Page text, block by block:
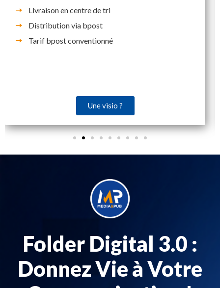
Livraison en centre de tri
Distribution via bpost
Tarif bpost conventionné
Une visio ?
Folder Digital 3.0 :
Donnez Vie à Votre